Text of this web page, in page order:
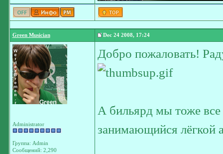
Green Musician Dec 24 2008, 17:24
Administrator
Группа: Admin
Сообщений: 2,290
Добро пожаловать!
А бильярд мы тоже
занимающийся лёгкой